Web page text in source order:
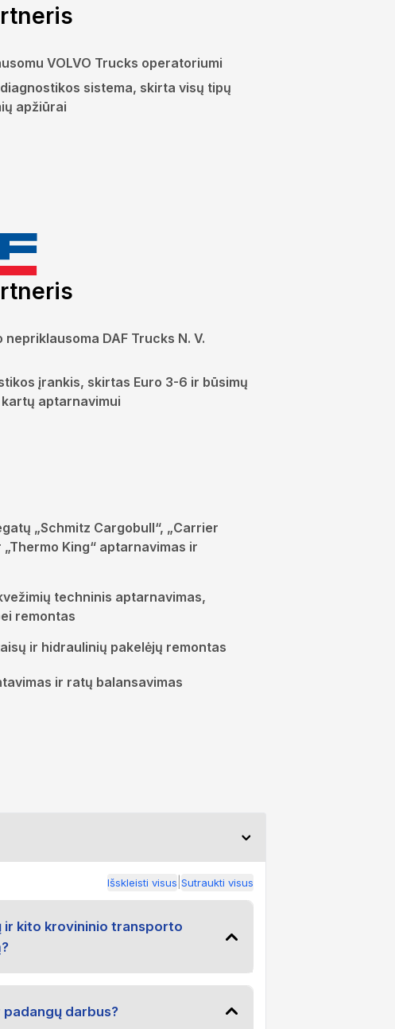
VOLVO Trucks operatoriumi
sistema, skirta visų tipų
apžiūrai
nepriklausoma DAF Trucks N. V.
įrankis, skirtas Euro 3-6 ir būsimų
aptarnavimui
„Schmitz Cargobull“, „Carrier
King“ aptarnavimas ir
techninis aptarnavimas,
remontas
ir hidraulinių pakelėjų remontas
ir ratų balansavimas
Išskleisti visus Sutraukti visus
ir kito krovininio transporto
darbus?